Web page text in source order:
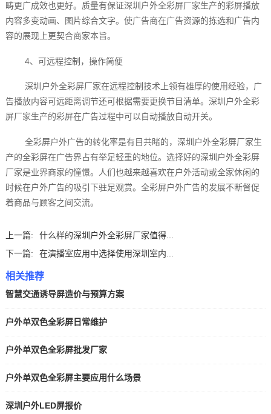
畴更广成效也更好。质量有保证深圳户外全彩屏厂家‍生产的彩屏播放
内容多变动画、图片综合文字。使广告商在广告资源的拣选和广告内
容的展现上更契合商家本旨。
4、可远程控制，操作简便
深圳户外全彩屏厂家在远程控制技术上领有雄厚的使用经验，广
告播放内容可远距离调节还可根据需要更换节目清单。深圳户外全彩
屏厂家生产的彩屏在广告过程中可以自动播放自动开关。
全彩屏户外广告的转化率是有目共睹的，深圳户外全彩屏厂家生
产的全彩屏在广告界占有举足轻重的地位。选择好的深圳户外全彩屏
厂家是业界商家的憧憬。人们也越来越喜欢在户外活动或全家休闲的
时候在户外广告的吸引下驻足观赏。全彩屏户外广告的发展不断督促
着商品与顾客之间交流。
上一篇:
什么样的深圳户外全彩屏厂家值得...
下一篇:
在演播室应用中选择使用深圳室内...
相关推荐
智慧交通诱导屏造价与预算方案
户外单双色全彩屏日常维护
户外单双色全彩屏批发厂家
户外单双色全彩屏主要应用什么场景
深圳户外LED屏报价